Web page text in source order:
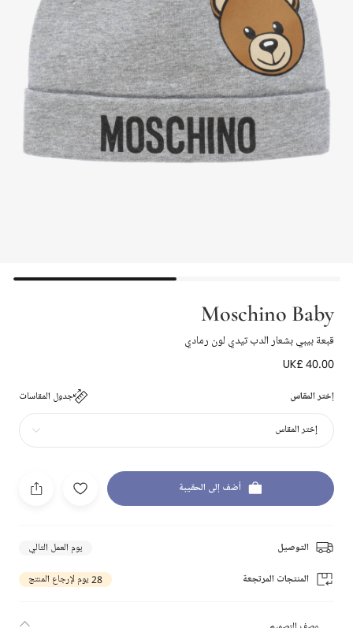
Moschino Baby
قبعة بيبي بشعار الدب تيدي لون رمادي
UK£ 40.00
إختر المقاس جدول المقاسات
إختر المقاس
أضف إلى الحقيبة
التوصيل يوم العمل التالي
المنتجات المرتجعة 28 يوم لإرجاع المنتج